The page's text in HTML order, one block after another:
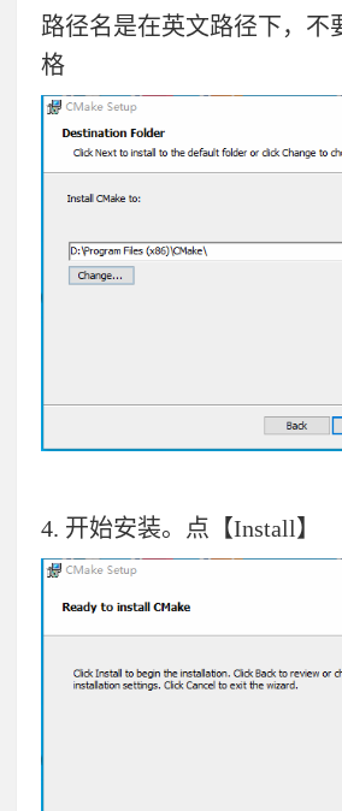
路径名是在英文路径下，不
格
4. 开始安装。点【Install】